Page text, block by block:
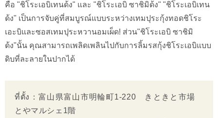
คือ "ชิโระเอบิเทนด้ง" และ "ชิโระเอบิ ซาชิมิด้ง" "ชิโระเอบิเทน
ด้ง" เป็นการจับคู่ที่สมบูรณ์แบบระหว่างเทมปุระกุ้งทอดชิโระ
เอะบิและซอสเทมปุระหวานอมเผ็ด! ส่วน"ชิโระเอบิ ซาชิมิ
ด้ง"นั้น คุณสามารถเพลิดเพลินไปกับการลิ้มรสกุ้งชิโระเอบิแบบ
ดิบที่ละลายในปากได้
ที่ตั้ง：富山県富山市明輪町1-220 きときと市場
とやマルシェ1階